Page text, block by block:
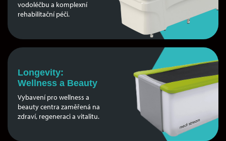
vodoléčbu a komplexní
rehabilitační péči.
Longevity:
Wellness a Beauty
Vybavení pro wellness a
beauty centra zaměřená na
zdraví, regeneraci a vitalitu.